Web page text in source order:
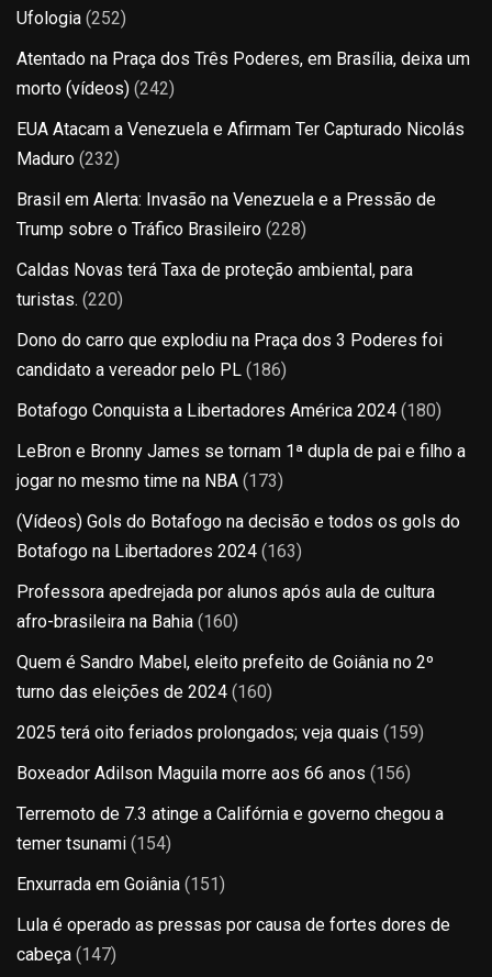
Ufologia (252)
Atentado na Praça dos Três Poderes, em Brasília, deixa um
morto (vídeos) (242)
EUA Atacam a Venezuela e Afirmam Ter Capturado Nicolás
Maduro (232)
Brasil em Alerta: Invasão na Venezuela e a Pressão de
Trump sobre o Tráfico Brasileiro (228)
Caldas Novas terá Taxa de proteção ambiental, para
turistas. (220)
Dono do carro que explodiu na Praça dos 3 Poderes foi
candidato a vereador pelo PL (186)
Botafogo Conquista a Libertadores América 2024 (180)
LeBron e Bronny James se tornam 1ª dupla de pai e filho a
jogar no mesmo time na NBA (173)
(Vídeos) Gols do Botafogo na decisão e todos os gols do
Botafogo na Libertadores 2024 (163)
Professora apedrejada por alunos após aula de cultura
afro-brasileira na Bahia (160)
Quem é Sandro Mabel, eleito prefeito de Goiânia no 2º
turno das eleições de 2024 (160)
2025 terá oito feriados prolongados; veja quais (159)
Boxeador Adilson Maguila morre aos 66 anos (156)
Terremoto de 7.3 atinge a Califórnia e governo chegou a
temer tsunami (154)
Enxurrada em Goiânia (151)
Lula é operado as pressas por causa de fortes dores de
cabeça (147)